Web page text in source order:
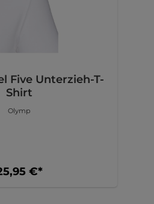
Five Unterzieh-T-
Shirt
Olymp
€*